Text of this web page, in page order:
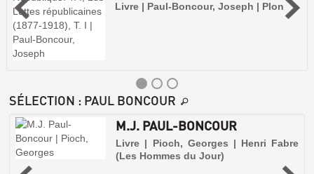
Livre | Paul-Boncour, Joseph | Plon
SÉLECTION : PAUL BONCOUR
M.J. PAUL-BONCOUR
Livre | Pioch, Georges | Henri Fabre
(Les Hommes du Jour)